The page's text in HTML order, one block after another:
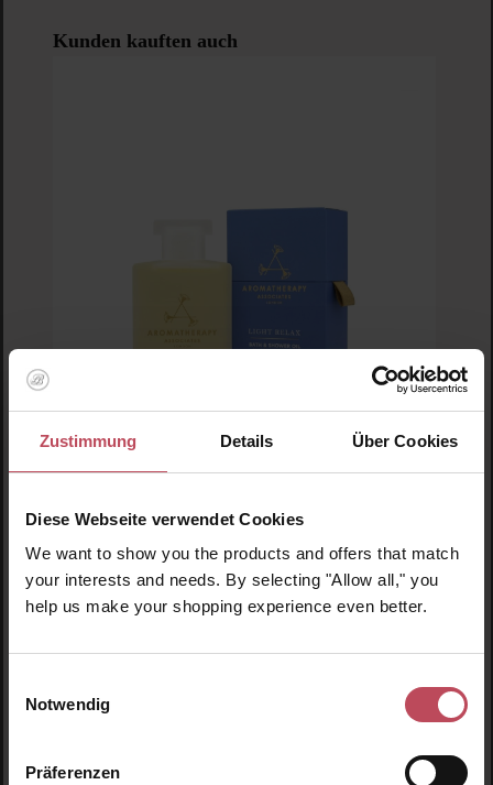
Zustimmung Details Über Cookies
Diese Webseite verwendet Cookies
We want to show you the products and offers that match
your interests and needs. By selecting "Allow all," you
help us make your shopping experience even better.
Notwendig
Präferenzen
Produktgalerie überspringen
Kunden kauften auch
Durchschnittliche Bewertung von 5 von 5
Aromatherapy Associates
Bath & Shower Oil (Light Relax)
Körper- / Badeöl
55 ml(90,82 € / 100 ml)
Produkt Anzahl: Gib den gewünschten Wert